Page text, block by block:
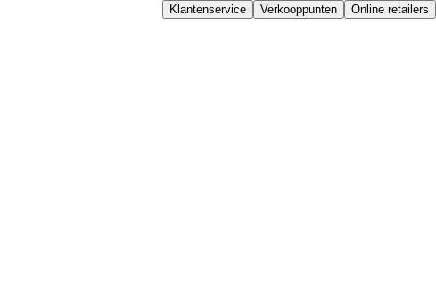
Klantenservice Verkooppunten Online retailers